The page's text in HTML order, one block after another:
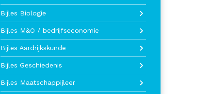
Bijles Biologie
Bijles M&O / bedrijfseconomie
Bijles Aardrijkskunde
Bijles Geschiedenis
Bijles Maatschappijleer